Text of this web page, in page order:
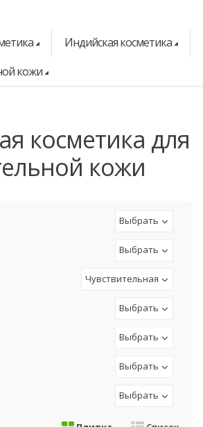
Индийская косметика
кожи
кожи
Выбрать
Выбрать
Чувствительная
Выбрать
Выбрать
Выбрать
Выбрать